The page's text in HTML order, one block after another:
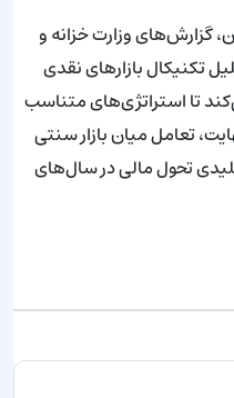
گزارش‌های وزارت خزانه و
تکنیکال بازارهای نقدی
تا استراتژی‌های متناسب
تعامل میان بازار سنتی
تحول مالی در سال‌های